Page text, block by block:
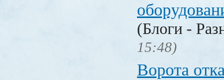
(Блоги -
15:48)
Ворота